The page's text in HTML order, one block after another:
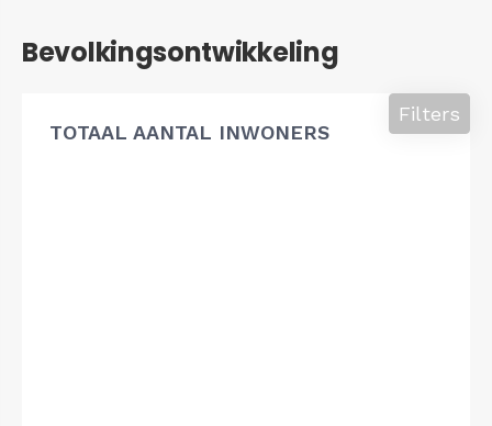
Bevolkingsontwikkeling
TOTAAL AANTAL INWONERS
Filters